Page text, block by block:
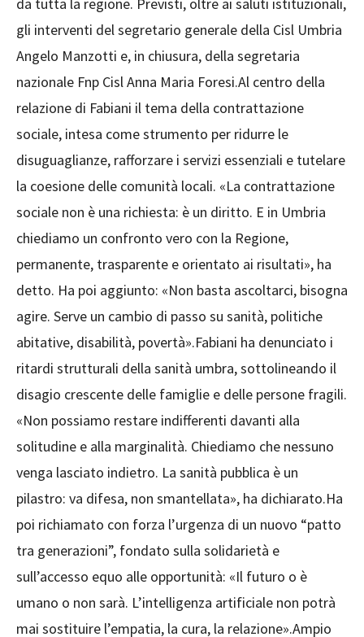
gli interventi del segretario generale della Cisl Umbria
Angelo Manzotti e, in chiusura, della segretaria
nazionale Fnp Cisl Anna Maria Foresi.Al centro della
relazione di Fabiani il tema della contrattazione
sociale, intesa come strumento per ridurre le
disuguaglianze, rafforzare i servizi essenziali e tutelare
la coesione delle comunità locali. «La contrattazione
sociale non è una richiesta: è un diritto. E in Umbria
chiediamo un confronto vero con la Regione,
permanente, trasparente e orientato ai risultati», ha
detto. Ha poi aggiunto: «Non basta ascoltarci, bisogna
agire. Serve un cambio di passo su sanità, politiche
abitative, disabilità, povertà».Fabiani ha denunciato i
ritardi strutturali della sanità umbra, sottolineando il
disagio crescente delle famiglie e delle persone fragili.
«Non possiamo restare indifferenti davanti alla
solitudine e alla marginalità. Chiediamo che nessuno
venga lasciato indietro. La sanità pubblica è un
pilastro: va difesa, non smantellata», ha dichiarato.Ha
poi richiamato con forza l’urgenza di un nuovo “patto
tra generazioni”, fondato sulla solidarietà e
sull’accesso equo alle opportunità: «Il futuro o è
umano o non sarà. L’intelligenza artificiale non potrà
mai sostituire l’empatia, la cura, la relazione».Ampio